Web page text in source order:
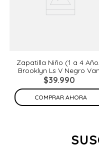
Zapatilla Niño (1 a 4
Brooklyn Ls V Negro
$39.990
COMPRAR AHORA